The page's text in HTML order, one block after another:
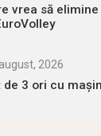
vrea să elimine
2026
de 3 ori cu